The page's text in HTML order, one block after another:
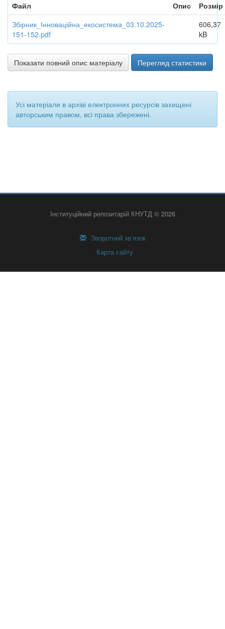
Файл
Опис
Розмір
Збірник_Інноваційна_екосистема_03.10.2025-
151-152.pdf
606,37
kB
Показати повний опис матеріалу Перегляд статистики
Усі матеріали в архіві електронних ресурсів захищені
авторським правом, всі права збережені.
Інституційний репозитарій КНУТД © 2026
Зворотний зв’язок
Карта сайту